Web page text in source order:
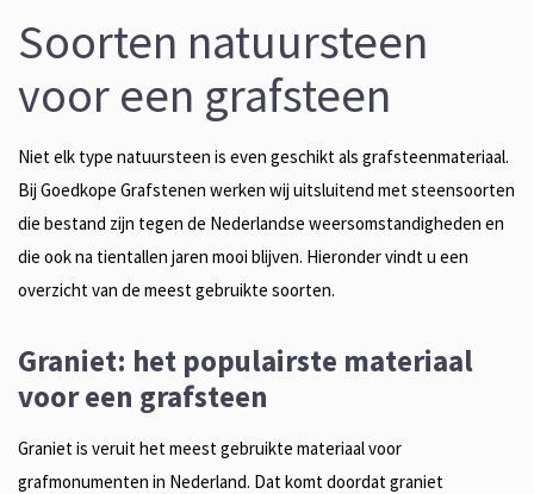
Soorten natuursteen
voor een grafsteen
Niet elk type natuursteen is even geschikt als grafsteenmateriaal.
Bij Goedkope Grafstenen werken wij uitsluitend met steensoorten
die bestand zijn tegen de Nederlandse weersomstandigheden en
die ook na tientallen jaren mooi blijven. Hieronder vindt u een
overzicht van de meest gebruikte soorten.
Graniet: het populairste materiaal
voor een grafsteen
Graniet is veruit het meest gebruikte materiaal voor
grafmonumenten in Nederland. Dat komt doordat graniet